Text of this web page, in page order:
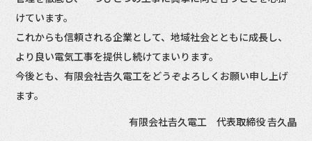
けています。
これからも信頼される企業として、地域社会とともに成長し、
より良い電気工事を提供し続けてまいります。
今後とも、有限会社𠮷久電工をどうぞよろしくお願い申し上げ
ます。
有限会社𠮷久電工 代表取締役 𠮷久晶